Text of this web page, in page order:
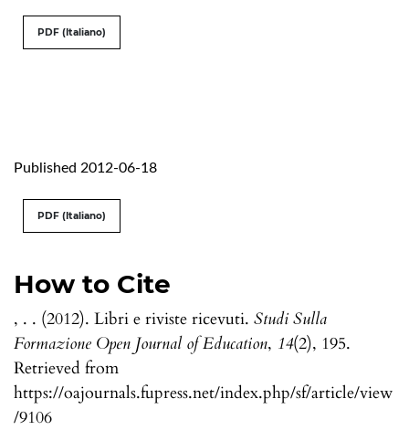
PDF (Italiano)
Published 2012-06-18
How to Cite
, . . (2012). Libri e riviste ricevuti. Studi Sulla
Formazione Open Journal of Education, 14(2), 195.
Retrieved from
https://oajournals.fupress.net/index.php/sf/article/view
/9106
PDF (Italiano)